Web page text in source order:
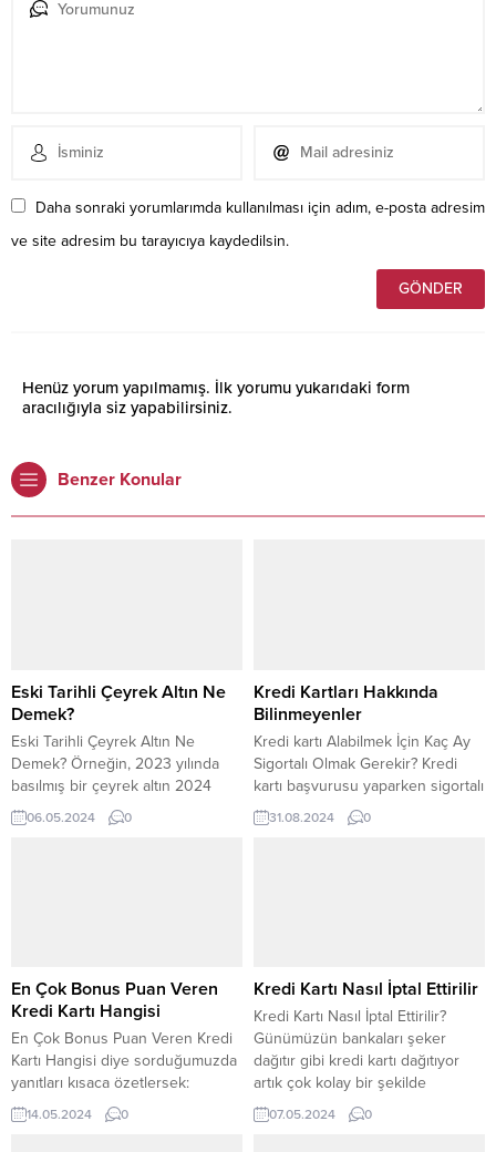
Daha sonraki yorumlarımda kullanılması için adım, e-posta adresim
ve site adresim bu tarayıcıya kaydedilsin.
Henüz yorum yapılmamış. İlk yorumu yukarıdaki form
aracılığıyla siz yapabilirsiniz.
Benzer Konular
Eski Tarihli Çeyrek Altın Ne
Demek?
Eski Tarihli Çeyrek Altın Ne
Demek? Örneğin, 2023 yılında
basılmış bir çeyrek altın 2024
yılında eski tarihli çeyrek altın
kategorisine girmektedir. Eski
06.05.2024 0
Kredi Kartları Hakkında
Bilinmeyenler
Kredi kartı Alabilmek İçin Kaç Ay
Sigortalı Olmak Gerekir? Kredi
kartı başvurusu yaparken sigortalı
olmanın önemi oldukça büyüktür.
Bankalar, müşterilerine kredi kartı
yazısındaki...
31.08.2024 0
En Çok Bonus Puan Veren
Kredi Kartı Hangisi
En Çok Bonus Puan Veren Kredi
Kartı Hangisi diye sorduğumuzda
yanıtları kısaca özetlersek:
1.Garanti Bonus 2.Ziraat Bankkart
3.World Card Kampanya
14.05.2024 0
Kredi Kartı Nasıl İptal Ettirilir
Kredi Kartı Nasıl İptal Ettirilir?
Günümüzün bankaları şeker
dağıtır gibi kredi kartı dağıtıyor
artık çok kolay bir şekilde
alınabiliyor ama kredi kartı iptali
de bir o kadar zor. Müşteri
07.05.2024 0